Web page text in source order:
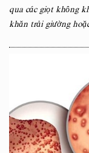
qua các giọt không
khăn trải giường